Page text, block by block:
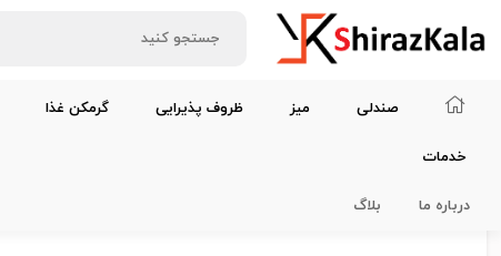
صندلی میز ظروف پذیرایی گرمکن غذا
خدمات
درباره ما بلاگ
خانه لوازم دیزاین و سرگرمی